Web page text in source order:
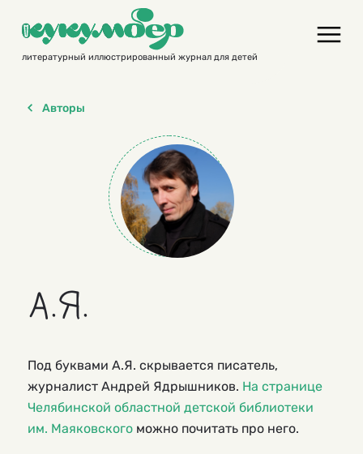
contentлитературный иллюстрированный журнал для детей
Авторы
А.Я.
Под буквами А.Я. скрывается писатель,
журналист Андрей Ядрышников. На странице
Челябинской областной детской библиотеки
им. Маяковского можно почитать про него.